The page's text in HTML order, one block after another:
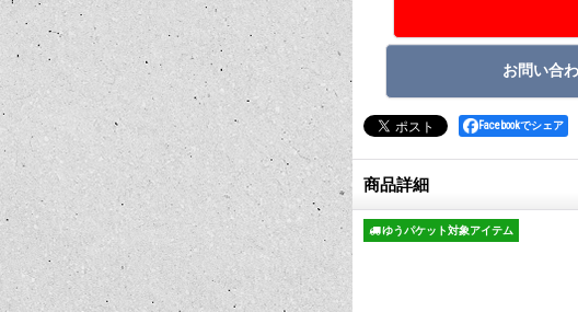
Facebookでシェア
商品詳細
ゆうパケット対象アイテム